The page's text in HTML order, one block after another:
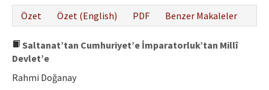
Özet
Özet (English) PDF Benzer Makaleler
Saltanat’tan Cumhuriyet’e İmparatorluk’tan Millî
Devlet’e
Rahmi Doğanay